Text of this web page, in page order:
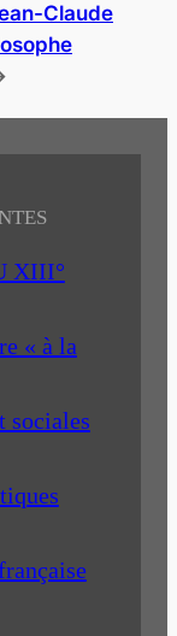
Claude
XIII°
« à la
sociales